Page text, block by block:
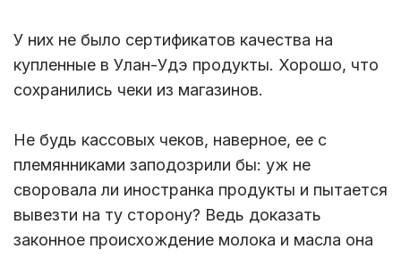
У них не было сертификатов качества на
купленные в Улан-Удэ продукты. Хорошо, что
сохранились чеки из магазинов.
Не будь кассовых чеков, наверное, ее с
племянниками заподозрили бы: уж не
своровала ли иностранка продукты и пытается
вывезти на ту сторону? Ведь доказать
законное происхождение молока и масла она